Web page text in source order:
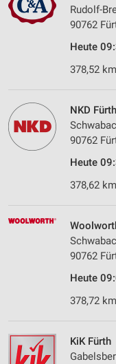
Rudolf-
90762
Heute
378,52 km
NKD Fürth
90762
Heute
378,62
90762
Heute
378,72 km
KiK Fürth